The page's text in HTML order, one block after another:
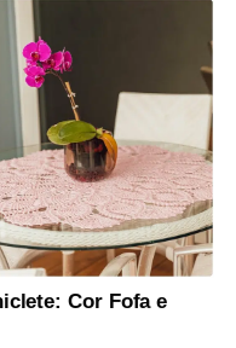
Cor Fofa e